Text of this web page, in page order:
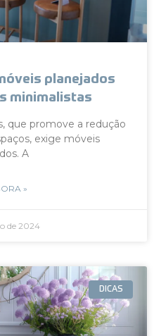
planejados
minimalistas
que promove a redução
exige móveis
A
»
de 2024
DICAS